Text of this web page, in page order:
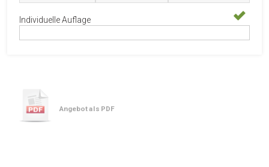
Individuelle Auflage
Angebot als PDF